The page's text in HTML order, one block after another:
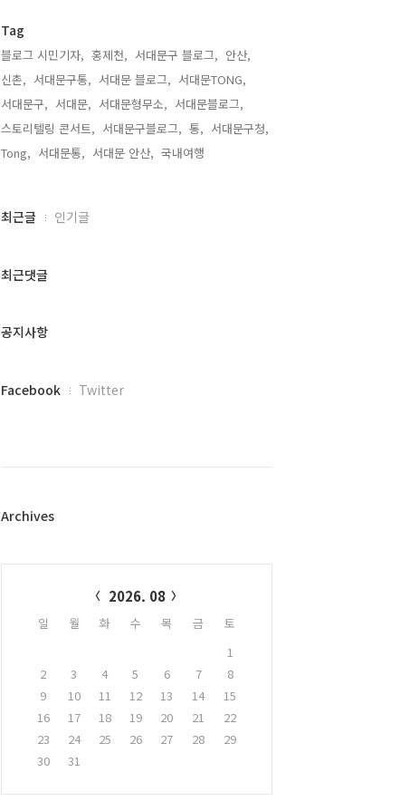
Tag
블로그 시민기자, 홍제천, 서대문구 블로그, 안산,
신촌, 서대문구통, 서대문 블로그, 서대문TONG,
서대문구, 서대문, 서대문형무소, 서대문블로그,
스토리텔링 콘서트, 서대문구블로그, 통, 서대문구청,
Tong, 서대문통, 서대문 안산, 국내여행,
최
과
글
최근글 인기글
최근댓글
공지사항
페
플
Facebook Twitter
Archives
2026. 08
일 월 화 수 목 금
토
1
2
3 4 5 6 7
8
9
10 11 12 13 14
15
16
17 18 19 20 21
22
23
24 25 26 27 28
29
30
31